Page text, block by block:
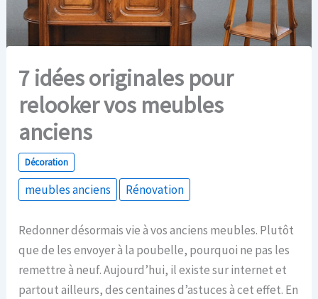
7 idées originales pour
relooker vos meubles
anciens
Décoration
meubles anciens Rénovation
Redonner désormais vie à vos anciens meubles. Plutôt
que de les envoyer à la poubelle, pourquoi ne pas les
remettre à neuf. Aujourd’hui, il existe sur internet et
partout ailleurs, des centaines d’astuces à cet effet. En